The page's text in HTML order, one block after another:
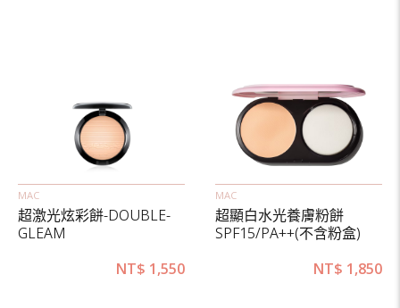
MAC
超激光炫彩餅-DOUBLE-
GLEAM
NT$ 1,550
MAC
超顯白水光養膚粉餅
SPF15/PA++(不含粉盒)
NT$ 1,850